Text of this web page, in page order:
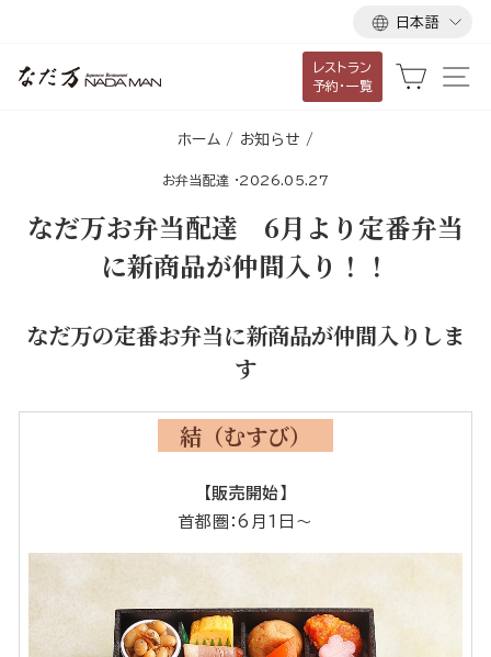
言
語
日本語
レストラン
予約・一覧
カート
ホーム / お知らせ /
お弁当配達 ·2026.05.27
なだ万お弁当配達 6月より定番弁当
に新商品が仲間入り！！
なだ万の定番お弁当に新商品が仲間入りしま
す
結（むすび）
【販売開始】
首都圏：6月1日～